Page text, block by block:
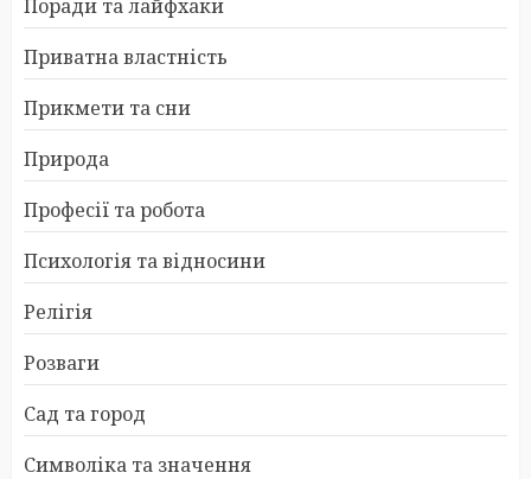
Поради та лайфхаки
Приватна властність
Прикмети та сни
Природа
Професії та робота
Психологія та відносини
Релігія
Розваги
Сад та город
Символіка та значення